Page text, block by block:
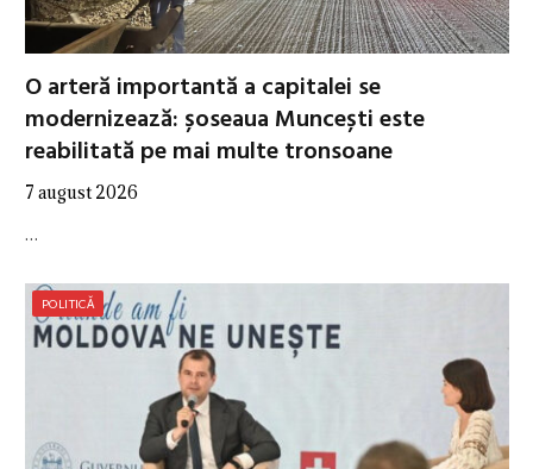
O arteră importantă a capitalei se
modernizează: șoseaua Muncești este
reabilitată pe mai multe tronsoane
7 august 2026
…
POLITICĂ